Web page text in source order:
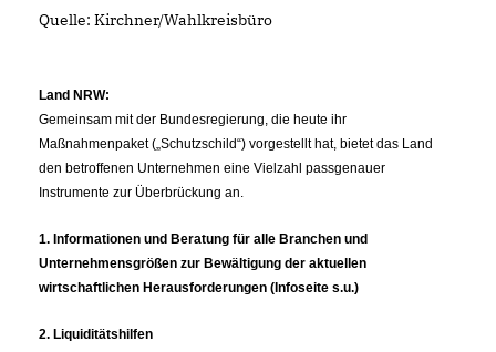
Quelle: Kirchner/Wahlkreisbüro
Land NRW:
Gemeinsam mit der Bundesregierung, die heute ihr
Maßnahmenpaket („Schutzschild“) vorgestellt hat, bietet das Land
den betroffenen Unternehmen eine Vielzahl passgenauer
Instrumente zur Überbrückung an.
1. Informationen und Beratung für alle Branchen und
Unternehmensgrößen zur Bewältigung der aktuellen
wirtschaftlichen Herausforderungen (Infoseite s.u.)
2. Liquiditätshilfen